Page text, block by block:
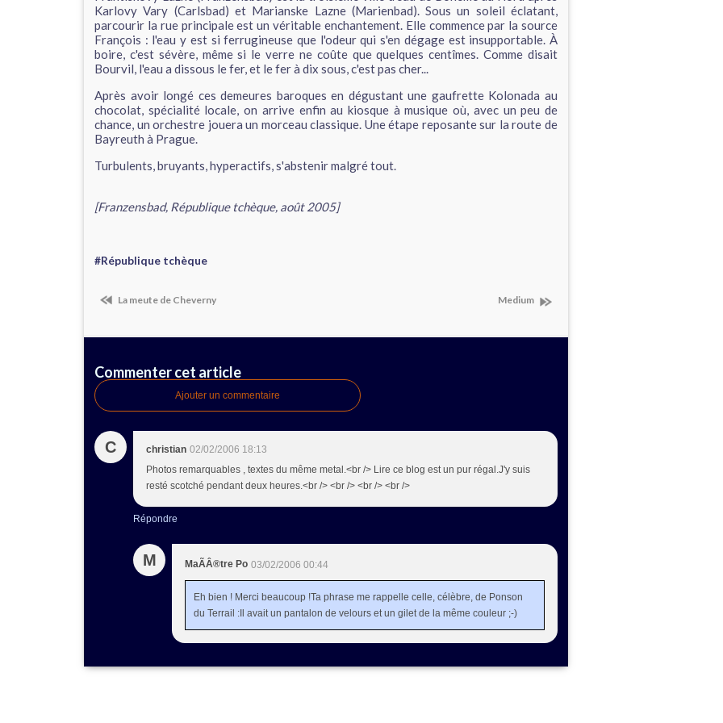
Karlovy Vary (Carlsbad) et Marianske Lazne (Marienbad). Sous un soleil éclatant,
parcourir la rue principale est un véritable enchantement. Elle commence par la source
François : l'eau y est si ferrugineuse que l'odeur qui s'en dégage est insupportable. À
boire, c'est sévère, même si le verre ne coûte que quelques centîmes. Comme disait
Bourvil, l'eau a dissous le fer, et le fer à dix sous, c'est pas cher...
Après avoir longé ces demeures baroques en dégustant une gaufrette Kolonada au
chocolat, spécialité locale, on arrive enfin au kiosque à musique où, avec un peu de
chance, un orchestre jouera un morceau classique. Une étape reposante sur la route de
Bayreuth à Prague.
Turbulents, bruyants, hyperactifs, s'abstenir malgré tout.
[Franzensbad, République tchèque, août 2005]
#République tchèque
La meute de Cheverny Medium
Commenter cet article
Ajouter un commentaire
C christian 02/02/2006 18:13
Photos remarquables , textes du même metal.<br /> Lire ce blog est un pur régal.J'y suis
resté scotché pendant deux heures.<br /> <br /> <br /> <br />
Répondre
M MaÃÂ®tre Po 03/02/2006 00:44
Eh bien ! Merci beaucoup !Ta phrase me rappelle celle, célèbre, de Ponson
du Terrail :Il avait un pantalon de velours et un gilet de la même couleur ;-)